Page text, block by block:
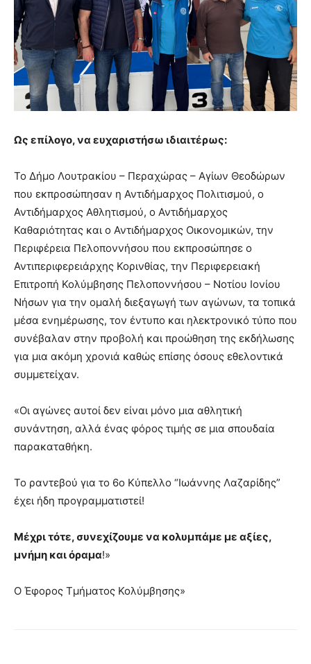
Ως επίλογο, να ευχαριστήσω ιδιαιτέρως:
Το Δήμο Λουτρακίου – Περαχώρας – Αγίων Θεοδώρων
που εκπροσώπησαν η Αντιδήμαρχος Πολιτισμού, ο
Αντιδήμαρχος Αθλητισμού, ο Αντιδήμαρχος
Καθαριότητας και ο Αντιδήμαρχος Οικονομικών, την
Περιφέρεια Πελοποννήσου που εκπροσώπησε ο
Αντιπεριφερειάρχης Κορινθίας, την Περιφερειακή
Επιτροπή Κολύμβησης Πελοποννήσου – Νοτίου Ιονίου
Νήσων για την ομαλή διεξαγωγή των αγώνων, τα τοπικά
μέσα ενημέρωσης, τον έντυπο και ηλεκτρονικό τύπο που
συνέβαλαν στην προβολή και προώθηση της εκδήλωσης
για μια ακόμη χρονιά καθώς επίσης όσους εθελοντικά
συμμετείχαν.
«Οι αγώνες αυτοί δεν είναι μόνο μια αθλητική
συνάντηση, αλλά ένας φόρος τιμής σε μια σπουδαία
παρακαταθήκη.
Το ραντεβού για το 6ο Κύπελλο “Ιωάννης Λαζαρίδης”
έχει ήδη προγραμματιστεί!
Μέχρι τότε, συνεχίζουμε να κολυμπάμε με αξίες,
μνήμη και όραμα!»
Ο Έφορος Τμήματος Κολύμβησης»